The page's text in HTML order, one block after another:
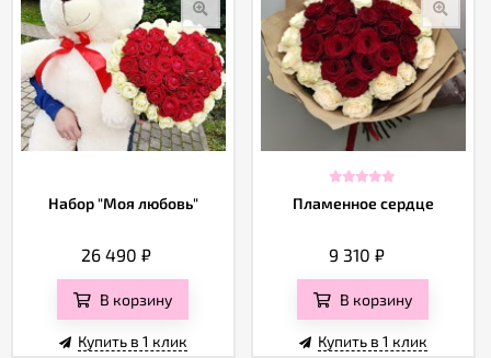
Набор "Моя любовь"
26 490₽
В корзину
Купить в 1 клик
Пламенное сердце
9 310 ₽
В корзину
Купить в 1 клик